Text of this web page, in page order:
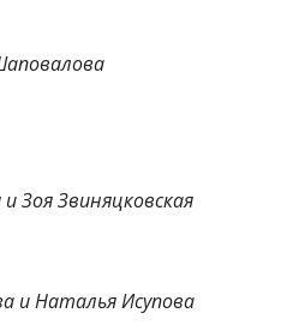
Зоя Звиняцковская
и Наталья Исупова